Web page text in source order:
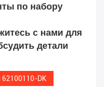
по набору
с нами для
детали
62100110-DK